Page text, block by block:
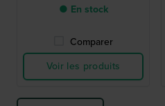
● En stock
Comparer
Voir les produits